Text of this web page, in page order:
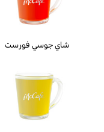
شاي جوسي فورست